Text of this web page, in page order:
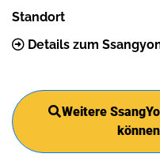
Standort
Details zum
Weitere